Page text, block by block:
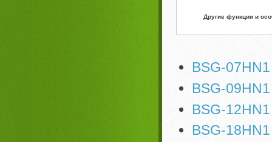
Другие функции и
BSG-07HN1
BSG-09HN1
BSG-12HN1
BSG-18HN1